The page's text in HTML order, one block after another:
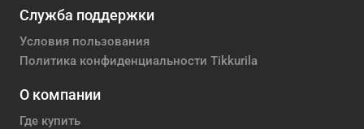
Служба поддержки
Условия пользования
Политика конфиденциальности Tikkurila
О компании
Где купить